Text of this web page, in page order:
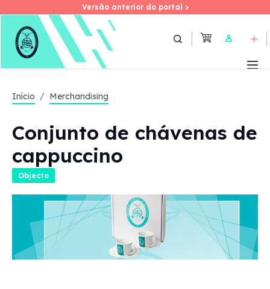
Skip
Versão anterior do portal >
Versão anterior do portal >
User
Início Merchandising
Conjunto de chávenas de
cappuccino
Objecto